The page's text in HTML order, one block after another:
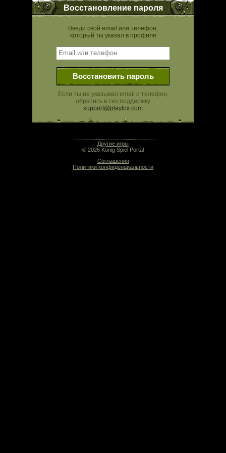
Восстановление пароля
Введи свой email или телефон,
который ты указал в профиле
Восстановить пароль
Если ты не указывал email и телефон,
обратись в тех.поддержку
support@playtox.com
Другие игры
© 2026 Konig Spiel Portal
Соглашения
Политики конфиденциальности